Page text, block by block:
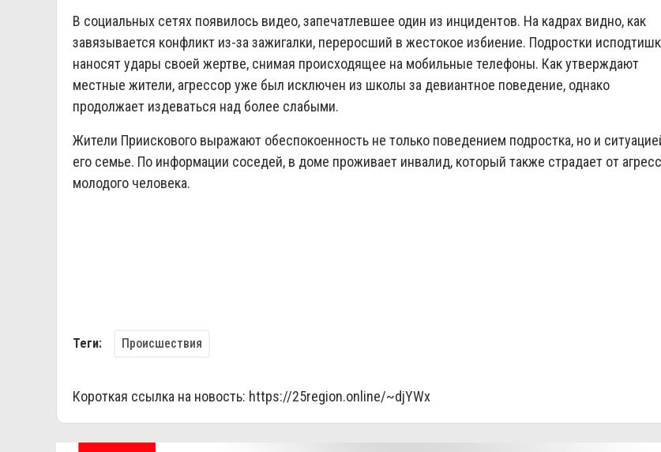
В социальных сетях появилось видео, запечатлевшее один из инцидентов. На кадрах видно, как
завязывается конфликт из-за зажигалки, переросший в жестокое избиение. Подростки
наносят удары своей жертве, снимая происходящее на мобильные телефоны. Как утверждают
местные жители, агрессор уже был исключен из школы за девиантное поведение, однако
продолжает издеваться над более слабыми.
Жители Приискового выражают обеспокоенность не только поведением подростка, но и
его семье. По информации соседей, в доме проживает инвалид, который также страдает от
молодого человека.
Теги: Происшествия
Короткая ссылка на новость: https://25region.online/~djYWx